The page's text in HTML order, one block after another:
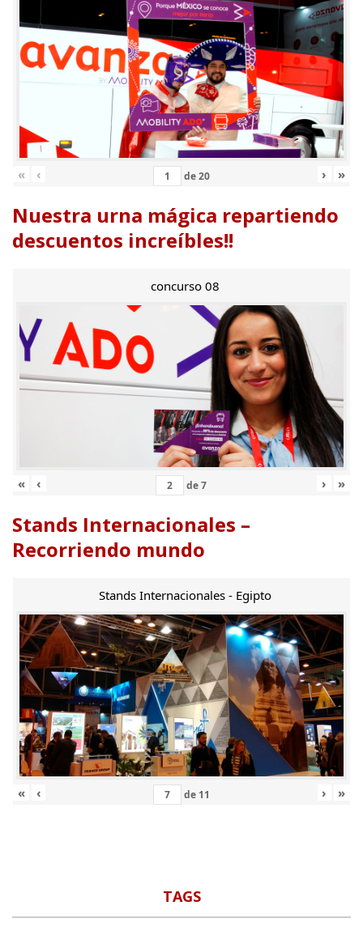
« ‹ de20 › »
Nuestra urna mágica repartiendo
descuentos increíbles!!
concurso 08
« ‹ de7 › »
Stands Internacionales –
Recorriendo mundo
Stands Internacionales - Egipto
« ‹ de 11 › »
TAGS